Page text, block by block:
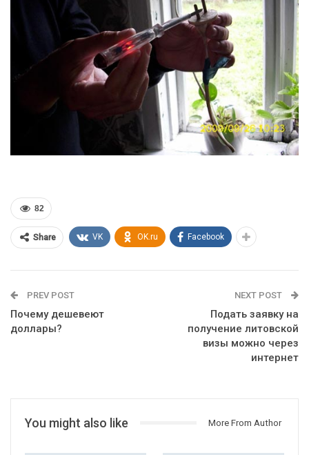
82
Share VK OK.ru Facebook
PREV POST
Почему дешевеют
доллары?
NEXT POST
Подать заявку на
получение литовской
визы можно через
интернет
You might also like More From Author